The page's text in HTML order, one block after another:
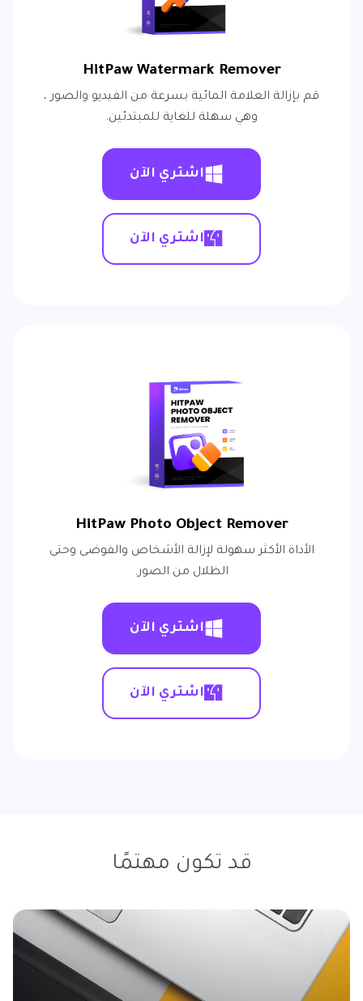
HitPaw Watermark Remover
قم بإزالة العلامة المائية بسرعة من الفيديو والصور ،
وهي سهلة للغاية للمبتدئين.
اشتري الآن
اشتري الآن
HitPaw Photo Object Remover
الأداة الأكثر سهولة لإزالة الأشخاص والفوضى وحتى
الظلال من الصور.
اشتري الآن
اشتري الآن
قد تكون مهتمًا